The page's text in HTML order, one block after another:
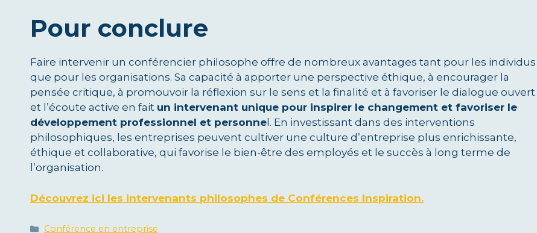
Pour conclure
Faire intervenir un conférencier philosophe offre de nombreux avantages tant pour les individus
que pour les organisations. Sa capacité à apporter une perspective éthique, à encourager la
pensée critique, à promouvoir la réflexion sur le sens et la finalité et à favoriser le dialogue ouvert
et l’écoute active en fait un intervenant unique pour inspirer le changement et favoriser le
développement professionnel et personne l. En investissant dans des interventions
philosophiques, les entreprises peuvent cultiver une culture d’entreprise plus enrichissante,
éthique et collaborative, qui favorise le bien-être des employés et le succès à long terme de
l’organisation.
Découvrez ici les intervenants philosophes de Conférences Inspiration.
Catégories
Conférence en entreprise